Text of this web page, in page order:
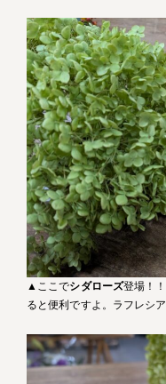
▲ここでシダローズ登場！
ると便利ですよ。ラフレシ